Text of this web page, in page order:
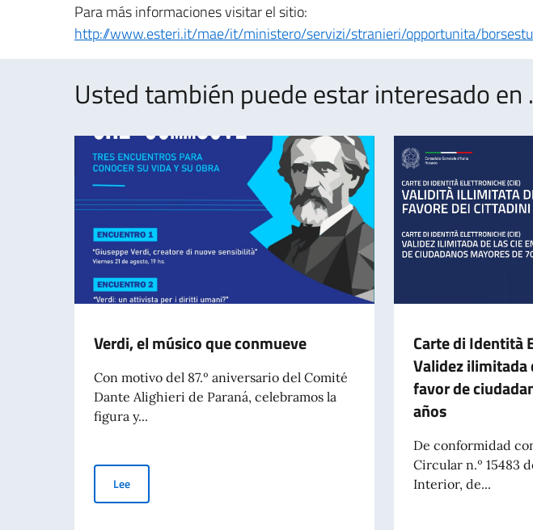
Para más informaciones visitar el sitio:
http://www.esteri.it/mae/it/ministero/servizi/stranieri/opportunita/
Usted también puede estar interesado en
Verdi, el músico que conmueve
Con motivo del 87.º aniversario del Comité
Dante Alighieri de Paraná, celebramos la
figura y...
LeeVerdi, el músico que conmueve
Carte di Identità
Validez ilimitada
favor de
años
De conformidad
Circular n.º 15483
Interior, de...